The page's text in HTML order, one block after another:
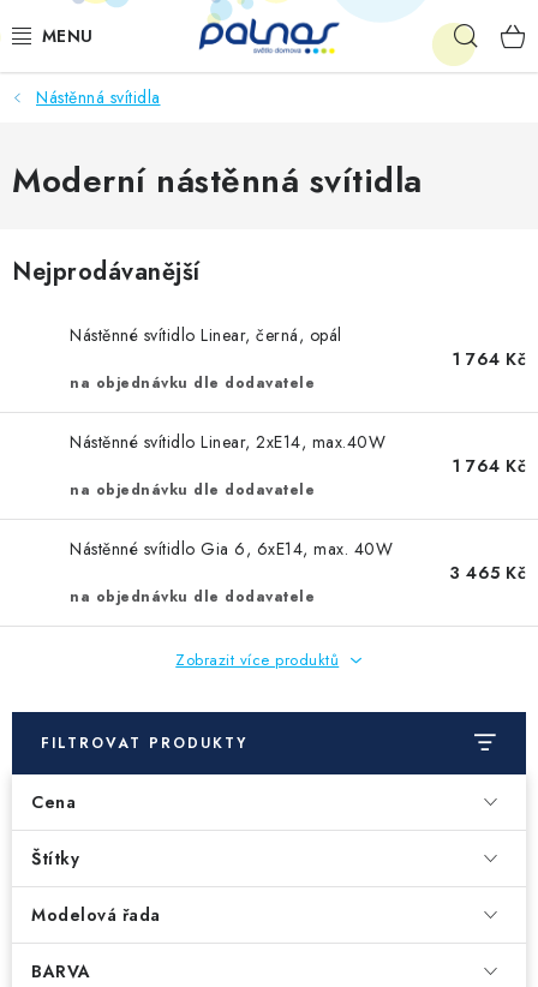
na
OSVĚTLENÍ INTERIÉRU
LED
AKCE
KE STAŽENÍ
Nástěnná svítidla
Moderní nástěnná svítidla
Nejprodávanější
Nástěnné svítidlo Linear, černá, opál
na objednávku dle dodavatele
1 764 Kč
Nástěnné svítidlo Linear, 2xE14, max.40W
na objednávku dle dodavatele
1 764 Kč
Nástěnné svítidlo Gia 6, 6xE14, max. 40W
na objednávku dle dodavatele
3 465 Kč
Zobrazit více produktů
FILTROVAT PRODUKTY
Cena
Štítky
Modelová řada
BARVA